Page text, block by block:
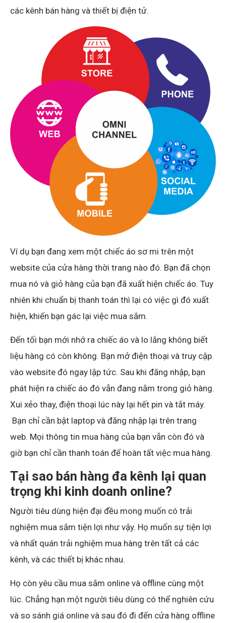
các kênh bán hàng và thiết bị điện tử.
Ví dụ bạn đang xem một chiếc áo sơ mi trên một
website của cửa hàng thời trang nào đó. Bạn đã chọn
mua nó và giỏ hàng của bạn đã xuất hiện chiếc áo. Tuy
nhiên khi chuẩn bị thanh toán thì lại có việc gì đó xuất
hiện, khiến bạn gác lại việc mua sắm.
Đến tối bạn mới nhớ ra chiếc áo và lo lắng không biết
liệu hàng có còn không. Bạn mở điện thoại và truy cập
vào website đó ngay lập tức. Sau khi đăng nhập, bạn
phát hiện ra chiếc áo đó vẫn đang nằm trong giỏ hàng.
Xui xẻo thay, điện thoại lúc này lại hết pin và tắt máy.
Bạn chỉ cần bật laptop và đăng nhập lại trên trang
web. Mọi thông tin mua hàng của bạn vẫn còn đó và
giờ bạn chỉ cần thanh toán để hoàn tất việc mua hàng.
Tại sao bán hàng đa kênh lại quan
trọng khi kinh doanh online?
Người tiêu dùng hiện đại đều mong muốn có trải
nghiệm mua sắm tiện lợi như vậy. Họ muốn sự tiện lợi
và nhất quán trải nghiệm mua hàng trên tất cả các
kênh, và các thiết bị khác nhau.
Họ còn yêu cầu mua sắm online và offline cùng một
lúc. Chẳng hạn một người tiêu dùng có thể nghiên cứu
và so sánh giá online và sau đó đi đến cửa hàng offline